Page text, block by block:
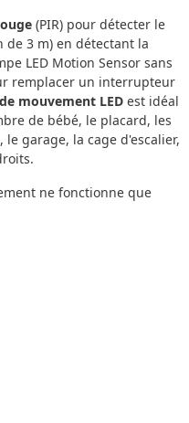
(PIR) pour détecter le
de 3 m) en détectant la
LED Motion Sensor sans
remplacer un interrupteur
mouvement LED est idéal
de bébé, le placard, les
garage, la cage d'escalier,
ne fonctionne que